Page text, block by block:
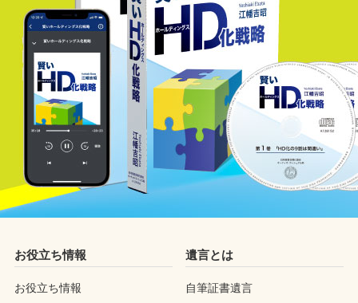
お役立ち情報
お役立ち情報
遺言とは
自筆証書遺言